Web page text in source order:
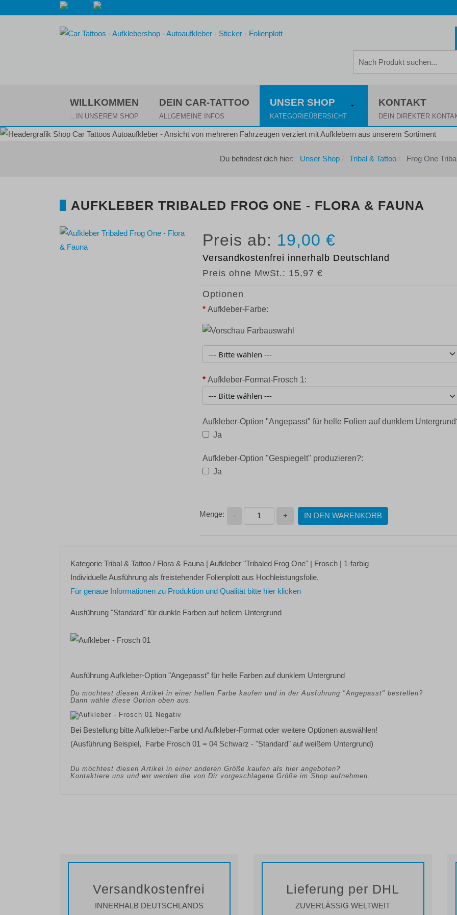
WILLKOMMEN
...IN UNSEREM SHOP
DEIN CAR-TATTOO
ALLGEMEINE INFOS
UNSER SHOP
KATEGORIEÜBERSICHT
KONTAKT
DEIN DIREKTER
Du befindest dich hier: Unser Shop Tribal & Tattoo Frog One
AUFKLEBER TRIBALED FROG ONE - FLORA & FAUNA
19,00 €
Versandkostenfrei innerhalb Deutschland
Preis ohne MwSt.: 15,97 €
Optionen
* Aufkleber-Farbe:
* Aufkleber-Format-Frosch 1:
Aufkleber-Option "Angepasst" für helle Folien auf dunklem
Ja
Aufkleber-Option "Gespiegelt" produzieren?:
Ja
- + IN DEN WARENKORB
Kategorie Tribal & Tattoo / Flora & Fauna | Aufkleber "Tribaled Frog One" | Frosch | 1-farbig
Individuelle Ausführung als freistehender Folienplott aus Hochleistungsfolie.
Für genaue Informationen zu Produktion und Qualität bitte hier klicken
Ausführung "Standard" für dunkle Farben auf hellem Untergrund
Ausführung Aufkleber-Option "Angepasst" für helle Farben auf dunklem Untergrund
Du möchtest diesen Artikel in einer hellen Farbe kaufen und in der Ausführung "Angepasst" bestellen?
Dann wähle diese Option oben aus.
Bei Bestellung bitte Aufkleber-Farbe und Aufkleber-Format oder weitere Optionen auswählen!
(Ausführung Beispiel, Farbe Frosch 01 = 04 Schwarz - "Standard" auf weißem Untergrund)
Du möchtest diesen Artikel in einer anderen Größe kaufen als hier angeboten?
Kontaktiere uns und wir werden die von Dir vorgeschlagene Größe im Shop aufnehmen.
Versandkostenfrei
INNERHALB DEUTSCHLANDS
Lieferung per DHL
ZUVERLÄSSIG WELTWEIT